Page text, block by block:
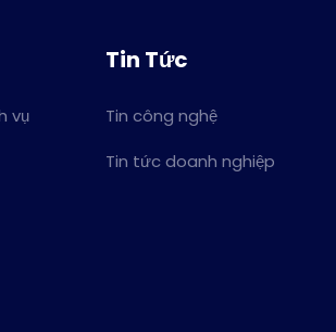
vụ
Tin Tức
Tin công nghệ
Tin tức doanh nghiệp